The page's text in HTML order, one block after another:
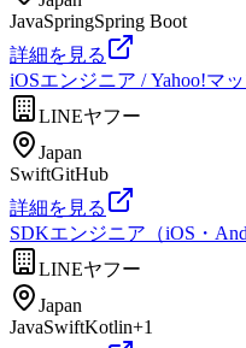
JavaSpringSpring Boot
詳細を見る
iOSエンジニア / Yahoo!マ
LINEヤフー
Japan
SwiftGitHub
詳細を見る
SDKエンジニア（iOS・
LINEヤフー
Japan
JavaSwiftKotlin+1